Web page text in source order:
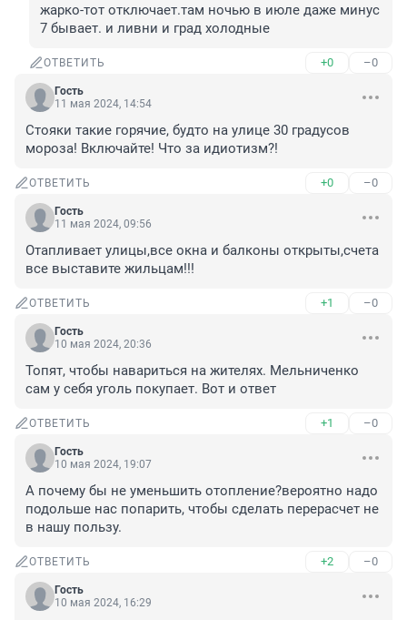
жарко-тот отключает.там ночью в июле даже минус
7 бывает. и ливни и град холодные
ОТВЕТИТЬ +0 –0
Гость
11 мая 2024, 14:54
Стояки такие горячие, будто на улице 30 градусов
мороза! Включайте! Что за идиотизм?!
ОТВЕТИТЬ +0 –0
Гость
11 мая 2024, 09:56
Отапливает улицы,все окна и балконы открыты,счета
все выставите жильцам!!!
ОТВЕТИТЬ +1 –0
Гость
10 мая 2024, 20:36
Топят, чтобы навариться на жителях. Мельниченко
сам у себя уголь покупает. Вот и ответ
ОТВЕТИТЬ +1 –0
Гость
10 мая 2024, 19:07
А почему бы не уменьшить отопление?вероятно надо
подольше нас попарить, чтобы сделать перерасчет не
в нашу пользу.
ОТВЕТИТЬ +2 –0
Гость
10 мая 2024, 16:29